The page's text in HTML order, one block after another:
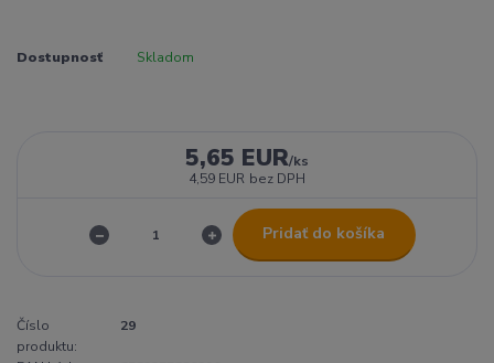
Dostupnosť Skladom
5,65 EUR/ks
4,59 EUR bez DPH
Pridať do košíka
Číslo
produktu:
29